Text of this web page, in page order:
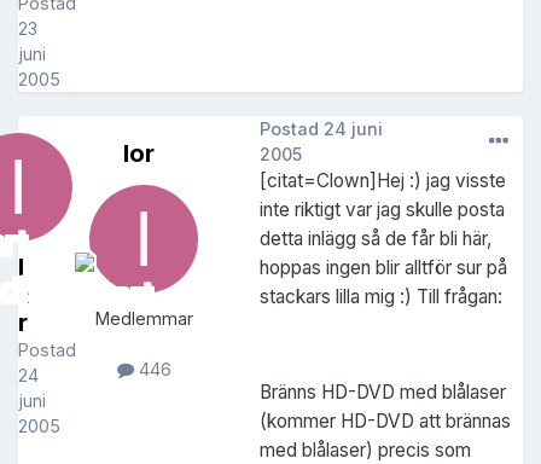
23
juni
2005
I
o
r
Postad
24
juni
2005
Ior
Medlemmar
446
Postad 24 juni
2005
[citat=Clown]Hej :) jag visste
inte riktigt var jag skulle posta
detta inlägg så de får bli här,
hoppas ingen blir alltför sur på
stackars lilla mig :) Till frågan:
Bränns HD-DVD med blålaser
(kommer HD-DVD att brännas
med blålaser) precis som